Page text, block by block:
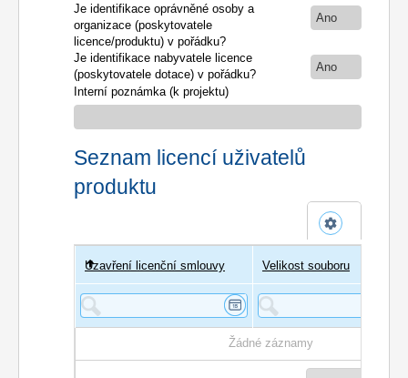
Je identifikace oprávněné osoby a
organizace (poskytovatele
licence/produktu) v pořádku?
Ano
Je identifikace nabyvatele licence
(poskytovatele dotace) v pořádku?
Ano
Interní poznámka (k projektu)
Seznam licencí uživatelů
produktu
Uživatel
Uzavření licenční smlouvy Velikost souboru
Žádné záznamy